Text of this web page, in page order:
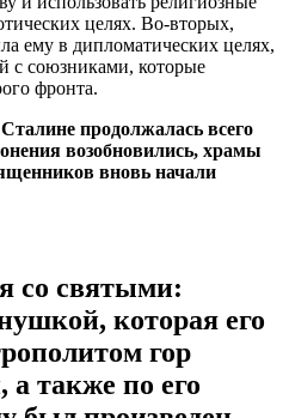
целях. Во-вторых,
ему в дипломатических целях,
с союзниками, которые
фронта.
продолжалась всего
возобновились, храмы
вновь начали
со святыми:
которая его
гор
также по его